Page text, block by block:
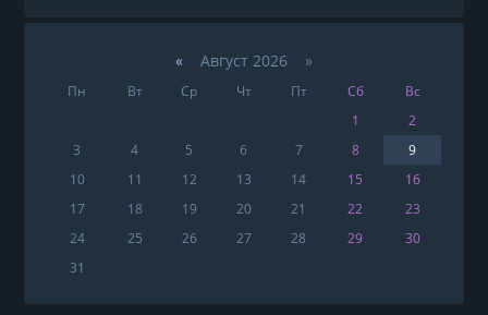
«Август 2026 »
Пн Вт Ср Чт Пт Сб
Вс
1
2
3
4 5 6 7 8
9
10
11 12 13 14 15
16
17
18 19 20 21 22
23
24
25 26 27 28 29
30
31